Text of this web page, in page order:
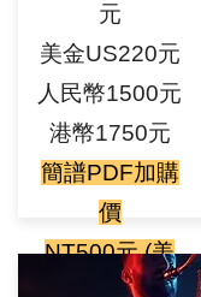
元
美金US220元
人民幣1500元
港幣1750元
簡譜PDF加購
價
NT500元 (美
金17元/